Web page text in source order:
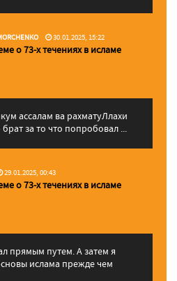
30.01.2025, 15:22
о 73-х течениях в исламе
за то что попробовал ...
29.01.2025, 00:43
о 73-х течениях в исламе
прямым путем. А затем я
ислама прежде чем